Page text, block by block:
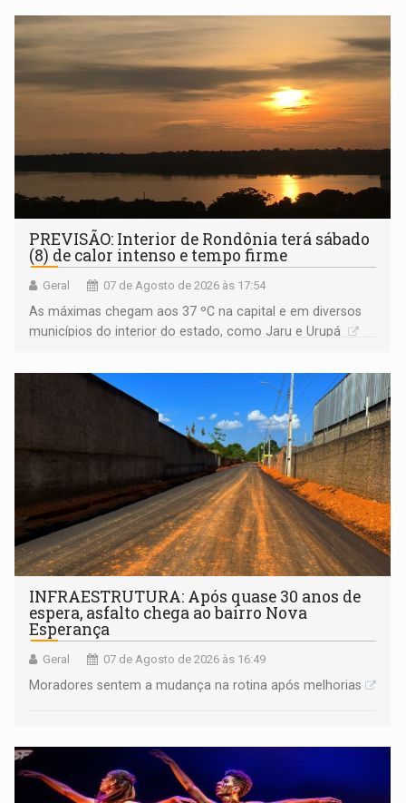
PREVISÃO: Interior de Rondônia terá sábado
(8) de calor intenso e tempo firme
Geral 07 de Agosto de 2026 às 17:54
As máximas chegam aos 37 ºC na capital e em diversos
municípios do interior do estado, como Jaru e Urupá
INFRAESTRUTURA: Após quase 30 anos de
espera, asfalto chega ao bairro Nova
Esperança
Geral 07 de Agosto de 2026 às 16:49
Moradores sentem a mudança na rotina após melhorias